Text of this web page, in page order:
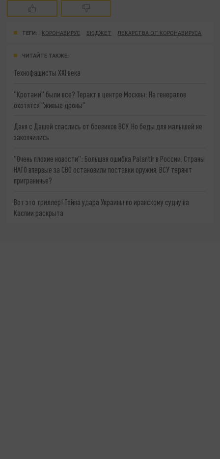
ТЕГИ: КОРОНАВИРУС БЮДЖЕТ ЛЕКАРСТВА ОТ КОРОНАВИРУСА
ЧИТАЙТЕ ТАКЖЕ:
Технофашисты XXI века
"Кротами" были все? Теракт в центре Москвы: На генералов
охотятся "живые дроны"
Даня с Дашей спаслись от боевиков ВСУ. Но беды для малышей не
закончились
"Очень плохие новости": Большая ошибка Palantir в России. Страны
НАТО впервые за СВО остановили поставки оружия. ВСУ теряют
приграничье?
Вот это триллер! Тайна удара Украины по иранскому судну на
Каспии раскрыта